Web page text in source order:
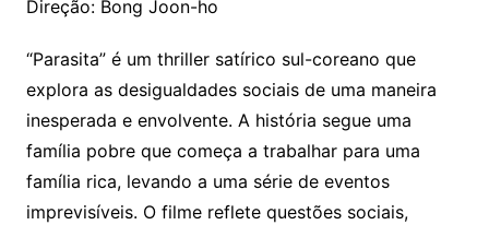
Direção: Bong Joon-ho
“Parasita” é um thriller satírico sul-coreano que
explora as desigualdades sociais de uma maneira
inesperada e envolvente. A história segue uma
família pobre que começa a trabalhar para uma
família rica, levando a uma série de eventos
imprevisíveis. O filme reflete questões sociais,